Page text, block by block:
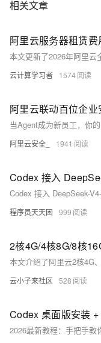
相关文章
云计算学习者 1574
当Agent成为新员工，你
阿里云安全_ 1941
程序员天天困 999
云小子来社区 528